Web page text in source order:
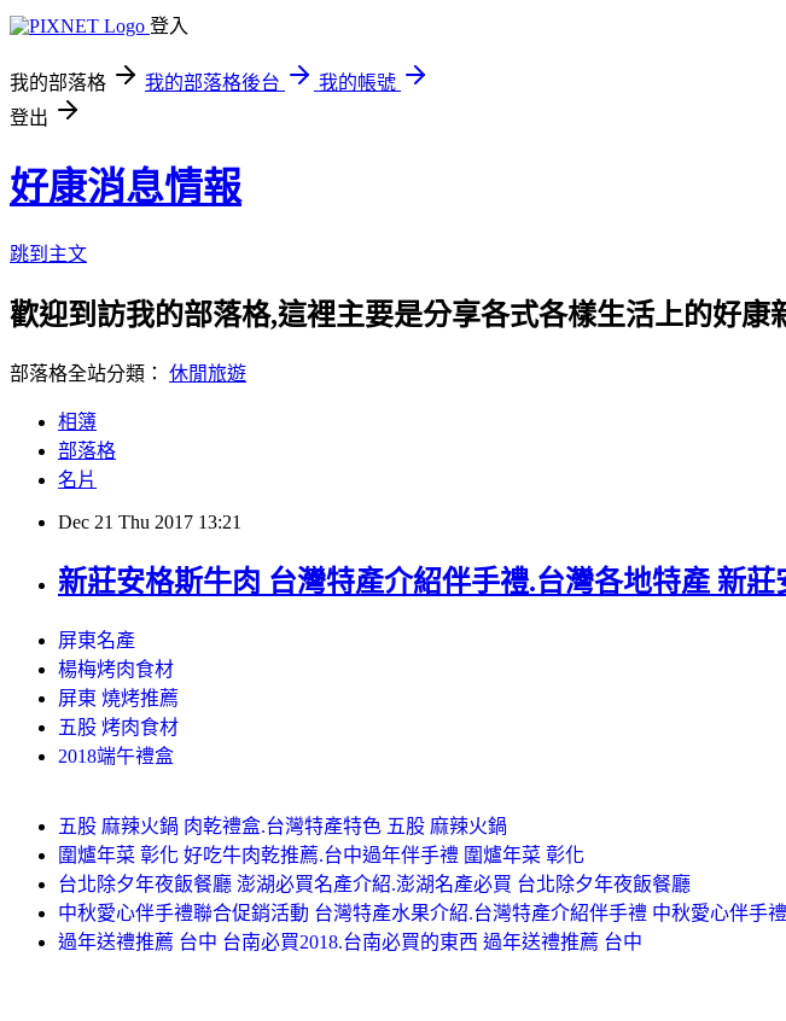
登入
我的部落格 我的部落格後台
我的帳號
登出
好康消息情報
跳到主文
歡迎到訪我的部落格,這裡主要是分享各式各樣生活上的好康
部落格全站分類： 休閒旅遊
相簿
部落格
名片
Dec 21 Thu 2017 13:21
新莊安格斯牛肉 台灣特產介紹伴手禮.台灣各地特產 新莊
屏東名產
楊梅烤肉食材
屏東 燒烤推薦
五股 烤肉食材
2018端午禮盒
五股 麻辣火鍋 肉乾禮盒.台灣特產特色 五股 麻辣火鍋
圍爐年菜 彰化 好吃牛肉乾推薦.台中過年伴手禮 圍爐年菜 彰化
台北除夕年夜飯餐廳 澎湖必買名產介紹.澎湖名產必買 台北除夕年夜飯餐廳
中秋愛心伴手禮聯合促銷活動 台灣特產水果介紹.台灣特產介紹伴手禮 中秋愛心伴手
過年送禮推薦 台中 台南必買2018.台南必買的東西 過年送禮推薦 台中